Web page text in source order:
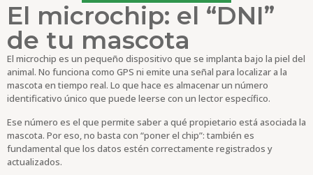
El microchip: el “DNI”
de tu mascota
El microchip es un pequeño dispositivo que se implanta bajo la piel del
animal. No funciona como GPS ni emite una señal para localizar a la
mascota en tiempo real. Lo que hace es almacenar un número
identificativo único que puede leerse con un lector específico.
Ese número es el que permite saber a qué propietario está asociada la
mascota. Por eso, no basta con “poner el chip”: también es
fundamental que los datos estén correctamente registrados y
actualizados.